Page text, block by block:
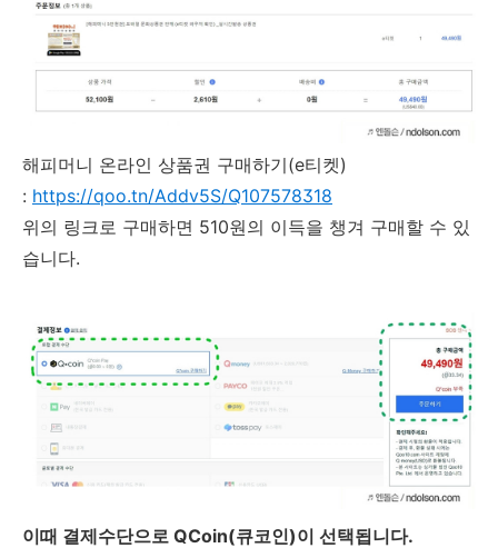
해피머니 온라인 상품권 구매하기(e티켓)
: https://qoo.tn/Addv5S/Q107578318
위의 링크로 구매하면 510원의 이득을 챙겨 구매할 수 있
습니다.
이때 결제수단으로 QCoin(큐코인)이 선택됩니다.